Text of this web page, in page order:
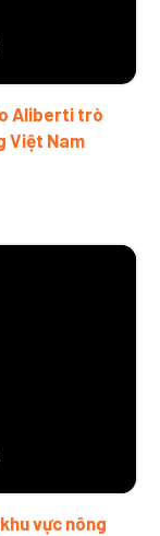
Aliberti trò
Việt Nam
vực nông